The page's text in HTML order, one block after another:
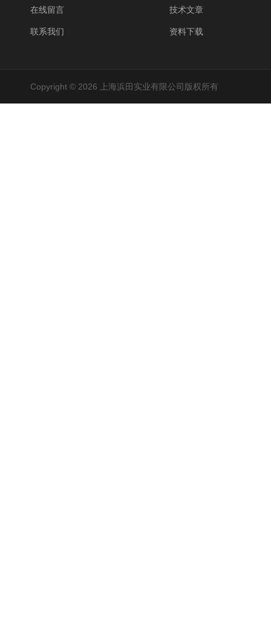
在线留言
联系我们
技术文章
资料下载
Copyright © 2026 上海浜田实业有限公司版权所有